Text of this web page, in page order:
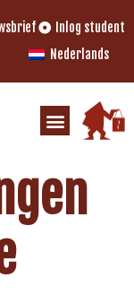
Inlog student
Nederlands